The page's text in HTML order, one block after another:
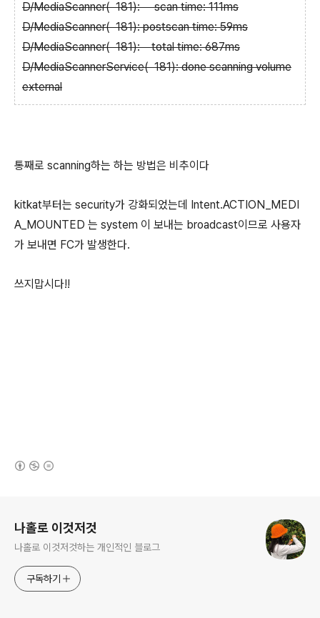
D/MediaScanner( 181): scan time: 111ms
D/MediaScanner( 181): postscan time: 59ms
D/MediaScanner( 181): total time: 687ms
D/MediaScannerService( 181): done scanning volume
external
통째로 scanning하는 하는 방법은 비추이다
kitkat부터는 security가 강화되었는데 Intent.ACTION_MEDI
A_MOUNTED 는 system 이 보내는 broadcast이므로 사용자
가 보내면 FC가 발생한다.
쓰지맙시다!!
나홀로 이것저것
나홀로 이것저것하는 개인적인 블로그
구독하기